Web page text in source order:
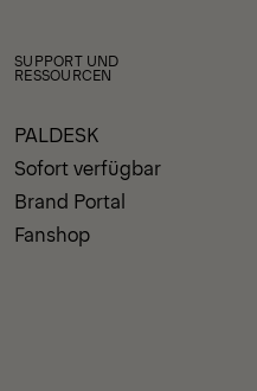
SUPPORT UND
RESSOURCEN
PALDESK
Sofort verfügbar
Brand Portal
Fanshop